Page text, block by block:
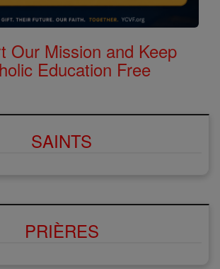
Our Mission and Keep
Education Free
SAINTS
PRIÈRES